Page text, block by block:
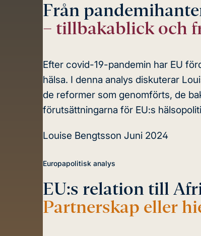
Från
– tillbakablick och
Efter covid-19-pandemin har EU
hälsa. I denna analys diskuterar
de reformer som genomförts, de
förutsättningarna för EU:s
Louise Bengtsson Juni 2024
Europapolitisk analys
EU:s relation till
Partnerskap eller